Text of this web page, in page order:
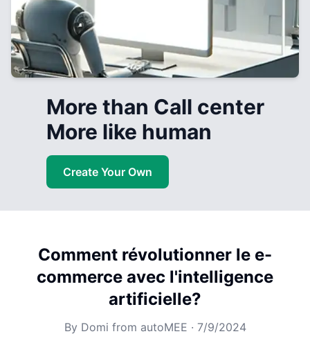
More than Call center
More like human
Create Your Own
Comment révolutionner le e-
commerce avec l'intelligence
artificielle?
By Domi from autoMEE · 7/9/2024